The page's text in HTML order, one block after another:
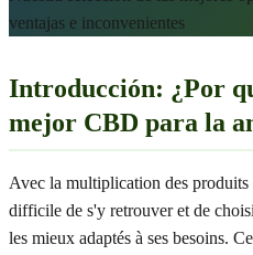
ventajas e inconvenientes
Introducción: ¿Por
mejor CBD para la
Avec la multiplication des
difficile de s'y retrouver et de
les mieux adaptés à ses besoins.